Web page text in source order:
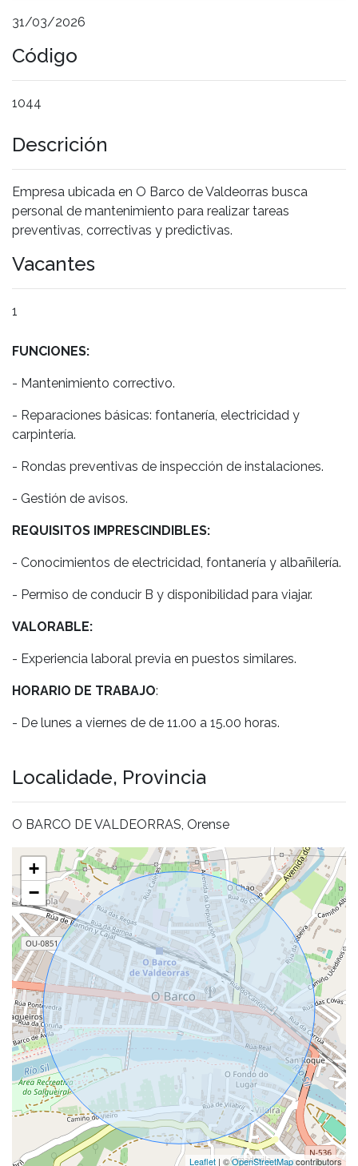
31/03/2026
Código
1044
Descrición
Empresa ubicada en O Barco de Valdeorras busca
personal de mantenimiento para realizar tareas
preventivas, correctivas y predictivas.
Vacantes
1
FUNCIONES:
- Mantenimiento correctivo.
- Reparaciones básicas: fontanería, electricidad y
carpintería.
- Rondas preventivas de inspección de instalaciones.
- Gestión de avisos.
REQUISITOS IMPRESCINDIBLES:
- Conocimientos de electricidad, fontanería y albañilería.
- Permiso de conducir B y disponibilidad para viajar.
VALORABLE:
- Experiencia laboral previa en puestos similares.
HORARIO DE TRABAJO:
- De lunes a viernes de de 11.00 a 15.00 horas.
Localidade, Provincia
O BARCO DE VALDEORRAS, Orense
+
−
Leaflet | ©OpenStreetMapcontributors